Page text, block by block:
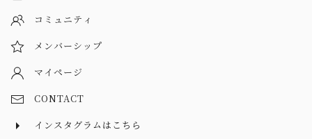
コミュニティ
メンバーシップ
マイページ
CONTACT
インスタグラムはこちら